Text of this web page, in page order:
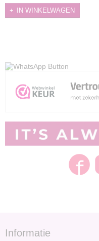
IN WINKELWAGEN
Informatie